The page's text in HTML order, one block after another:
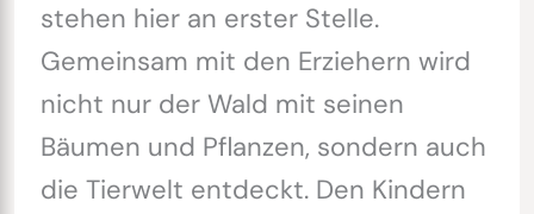
stehen hier an erster Stelle.
Gemeinsam mit den Erziehern wird
nicht nur der Wald mit seinen
Bäumen und Pflanzen, sondern auch
die Tierwelt entdeckt. Den Kindern